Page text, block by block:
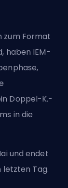
zum Format
haben IEM-
Doppel-K.-
in die
und endet
letzten Tag.